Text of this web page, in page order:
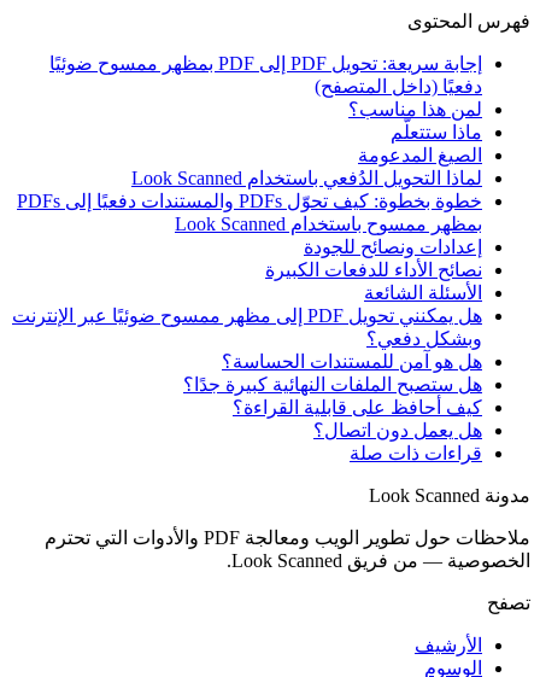
فهرس المحتوى
إجابة سريعة: تحويل PDF إلى PDF بمظهر ممسوح ضوئيًا
دفعيًا (داخل المتصفح)
لمن هذا مناسب؟
ماذا ستتعلّم
الصيغ المدعومة
لماذا التحويل الدُفعي باستخدام Look Scanned
خطوة بخطوة: كيف تحوّل PDFs والمستندات دفعيًا إلى PDFs
بمظهر ممسوح باستخدام Look Scanned
إعدادات ونصائح للجودة
نصائح الأداء للدفعات الكبيرة
الأسئلة الشائعة
هل يمكنني تحويل PDF إلى مظهر ممسوح ضوئيًا عبر الإنترنت
وبشكل دفعي؟
هل هو آمن للمستندات الحساسة؟
هل ستصبح الملفات النهائية كبيرة جدًا؟
كيف أحافظ على قابلية القراءة؟
هل يعمل دون اتصال؟
قراءات ذات صلة
مدونة Look Scanned
ملاحظات حول تطوير الويب ومعالجة PDF والأدوات التي تحترم
الخصوصية — من فريق Look Scanned.
تصفح
الأرشيف
الوسوم